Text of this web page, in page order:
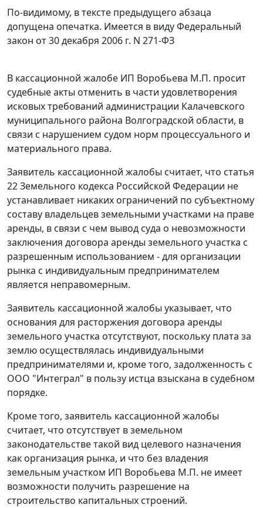
По-видимому, в тексте предыдущего абзаца
допущена опечатка. Имеется в виду Федеральный
закон от 30 декабря 2006 г. N 271-ФЗ
В кассационной жалобе ИП Воробьева М.П. просит
судебные акты отменить в части удовлетворения
исковых требований администрации Калачевского
муниципального района Волгоградской области, в
связи с нарушением судом норм процессуального и
материального права.
Заявитель кассационной жалобы считает, что статья
22Земельного кодекса Российской Федерации не
устанавливает никаких ограничений по субъектному
составу владельцев земельными участками на праве
аренды, в связи с чем вывод суда о невозможности
заключения договора аренды земельного участка с
разрешенным использованием - для организации
рынка с индивидуальным предпринимателем
является неправомерным.
Заявитель кассационной жалобы указывает, что
основания для расторжения договора аренды
земельного участка отсутствуют, поскольку плата за
землю осуществлялась индивидуальными
предпринимателями и, кроме того, задолженность с
ООО "Интеграл" в пользу истца взыскана в судебном
порядке.
Кроме того, заявитель кассационной жалобы
считает, что отсутствует в земельном
законодательстве такой вид целевого назначения
как организация рынка, и что без владения
земельным участком ИП Воробьева М.П. не имеет
возможности получить разрешение на
строительство капитальных строений.